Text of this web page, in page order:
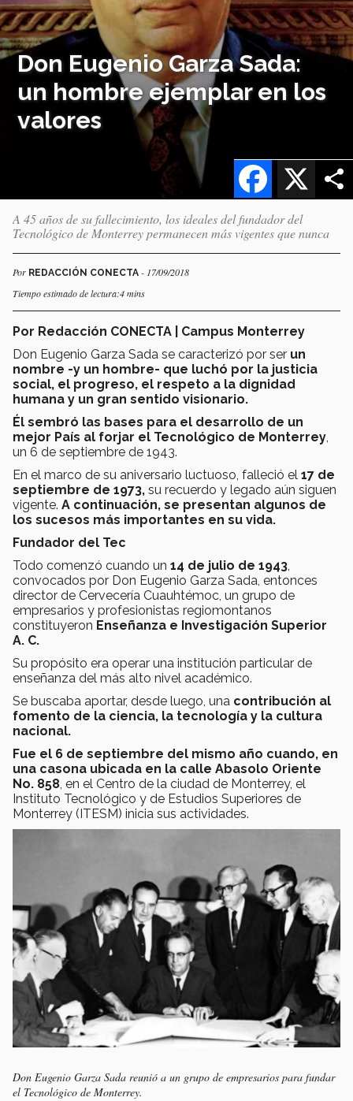
Don Eugenio Garza Sada:
un hombre ejemplar en los
valores
X
Facebook
A 45 años de su fallecimiento, los ideales del fundador del
Tecnológico de Monterrey permanecen más vigentes que nunca
Por REDACCIÓN CONECTA - 17/09/2018
Tiempo estimado de lectura:4 mins
Por Redacción CONECTA | Campus Monterrey
Don Eugenio Garza Sada se caracterizó por ser un
nombre -y un hombre- que luchó por la justicia
social, el progreso, el respeto a la dignidad
humana y un gran sentido visionario.
Él sembró las bases para el desarrollo de un
mejor País al forjar el Tecnológico de Monterrey
un 6 de septiembre de 1943.
En el marco de su aniversario luctuoso, falleció el 17 de
septiembre de 1973, su recuerdo y legado aún siguen
vigente. A continuación, se presentan algunos de
los sucesos más importantes en su vida.
Fundador del Tec
Todo comenzó cuando un 14 de julio de 1943
convocados por Don Eugenio Garza Sada, entonces
director de Cervecería Cuauhtémoc, un grupo de
empresarios y profesionistas regiomontanos
constituyeron Enseñanza e Investigación Superior
A. C.
Su propósito era operar una institución particular de
enseñanza del más alto nivel académico.
Se buscaba aportar, desde luego, una contribución al
fomento de la ciencia, la tecnología y la cultura
nacional.
Fue el 6 de septiembre del mismo año cuando, en
una casona ubicada en la calle Abasolo Oriente
No. 858 , en el Centro de la ciudad de Monterrey, el
Instituto Tecnológico y de Estudios Superiores de
Monterrey (ITESM) inicia sus actividades.
Don Eugenio Garza Sada reunió a un grupo de empresarios para fundar
el Tecnológico de Monterrey.